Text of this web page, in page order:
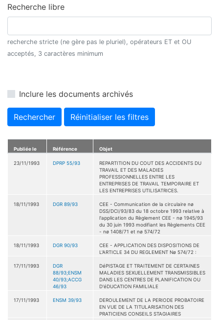
Recherche libre
recherche stricte (ne gère pas le pluriel), opérateurs ET et OU
acceptés, 3 caractères minimum
Inclure les documents archivés
Rechercher Réinitialiser les filtres
Publiée le Référence Objet
23/11/1993 DPRP 55/93
REPARTITION DU COUT DES ACCIDENTS DU
TRAVAIL ET DES MALADIES
PROFESSIONNELLES ENTRE LES
ENTREPRISES DE TRAVAIL TEMPORAIRE ET
LES ENTREPRISES UTILISATRICES.
18/11/1993 DGR 89/93
CEE - Communication de la circulaire nø
DSS/DCI/93/83 du 18 octobre 1993 relative à
l'application du Règlement CEE - nø 1945/93
du 30 juin 1993 modifiant les Règlements CEE
- nø 1408/71 et nø 574/72
18/11/1993 DGR 90/93
CEE - APPLICATION DES DISPOSITIONS DE
L'ARTICLE 34 DU REGLEMENT Nø 574/72 :
17/11/1993
DGR
88/93;ENSM
40/93;ACCG
46/93
DéPISTAGE ET TRAITEMENT DE CERTAINES
MALADIES SEXUELLEMENT TRANSMISSIBLES
DANS LES CENTRES DE PLANIFICATION OU
D'éDUCATION FAMILIALE
17/11/1993 ENSM 39/93
DEROULEMENT DE LA PERIODE PROBATOIRE
EN VUE DE LA TITULARISATION DES
PRATICIENS CONSEILS STAGIAIRES